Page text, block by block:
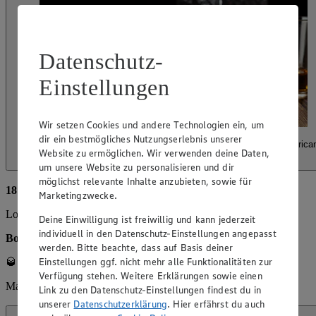
Donnerstag, 29.10.2026 • Offenes Event: Süßes & Saures –
Whiskey
18:00 bis 21:00 Uhr
Location: Weinbar im Markt
Bourbon Whiskey, Jim Beam & Maker's Mark
🥃 Preis pro Glas / Cocktail: 6,50 €
Markenbotschafter: Suntory Global Spirits
Datenschutz-
Einstellungen
Wir setzen Cookies und andere Technologien ein, um
dir ein bestmögliches Nutzungserlebnis unserer
Website zu ermöglichen. Wir verwenden deine Daten,
um unsere Website zu personalisieren und dir
möglichst relevante Inhalte anzubieten, sowie für
Marketingzwecke.
Deine Einwilligung ist freiwillig und kann jederzeit
individuell in den Datenschutz-Einstellungen angepasst
werden. Bitte beachte, dass auf Basis deiner
Einstellungen ggf. nicht mehr alle Funktionalitäten zur
Verfügung stehen. Weitere Erklärungen sowie einen
Link zu den Datenschutz-Einstellungen findest du in
unserer Datenschutzerklärung. Hier erfährst du auch